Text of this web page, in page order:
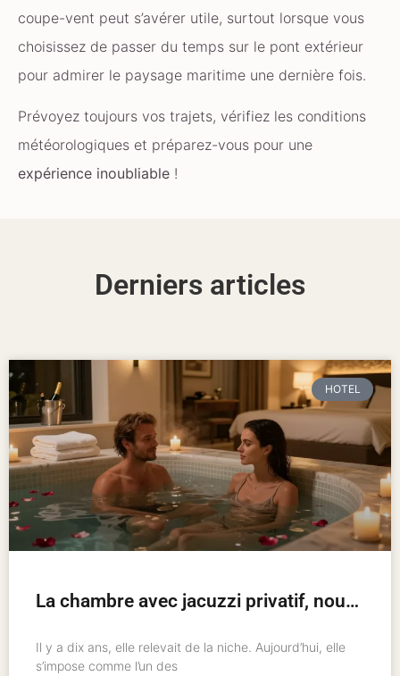
coupe-vent peut s’avérer utile, surtout lorsque vous
choisissez de passer du temps sur le pont extérieur
pour admirer le paysage maritime une dernière fois.
Prévoyez toujours vos trajets, vérifiez les conditions
météorologiques et préparez-vous pour une
expérience inoubliable !
Derniers articles
HOTEL
La chambre avec jacuzzi privatif, nouveau standard de l’hôtellerie romantique
Il y a dix ans, elle relevait de la niche. Aujourd’hui, elle
s’impose comme l’un des